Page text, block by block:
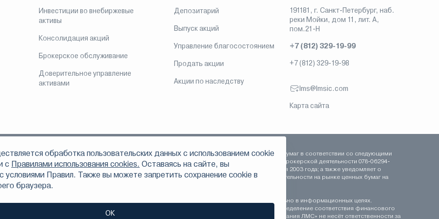
Инвестиции во внебиржевые
активы
Консолидация акций
Брокерское обслуживание
Доверительное управление
активами
Депозитарий
Выпуск акций
Управление благосостоянием
Продать акции
Акции по наследству
191181, г. Санкт-Петербург, наб.
реки Мойки, дом 11, лит. А,
пом.21-Н
+7 (812) 329-19-99
+7 (812) 329-19-98
lms@lmsic.com
Карта сайта
что АО «Инвестиционная компания ЛМС» осуществляет свою деятельность на рынке ценных бумаг в соответствии со следующими
доверительному управлению ценными бумагами 078-06324-001000 от 16 сентября 2003 года, брокерской деятельности 078-06294-
010000 от 16 сентября 2003 года, депозитарной деятельности 078-06328-000100 от 16 сентября 2003 года; а также уведомляет о
числе вследствие осуществления АО «Инвестиционная компания ЛМС» профессиональной деятельности на рынке ценных бумаг на
являются индивидуальными инвестиционными рекомендациями и предоставляются исключительно в информационных целях.
в публикуемых материалах, могут не соответствовать вашему инвестиционному профилю. Определение соответствия финансового
горизонту и толерантности к риску является задачей инвестора. АО «Инвестиционная компания ЛМС» не несёт ответственности за
обработка пользовательских данных с использованием сookie
с Правилами использования cookies. Оставаясь на сайте, вы
условиями Правил. Также вы можете запретить сохранение сookie в
браузера.
ОК